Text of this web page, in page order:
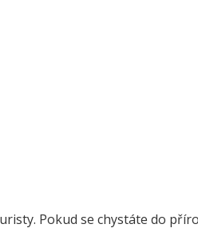
Pokud se chystáte do